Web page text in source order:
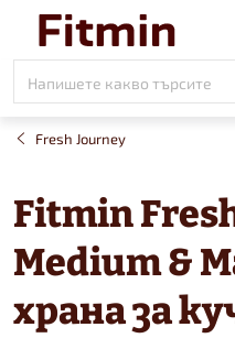
съдържанието
Fresh Journey
Fitmin
Medium &
храна за